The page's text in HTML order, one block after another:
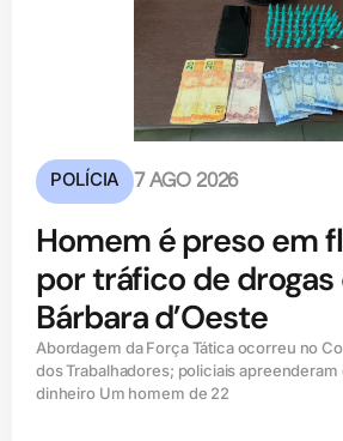
POLÍCIA 7 AGO 2026
Homem é preso em
por tráfico de drogas
Bárbara d’Oeste
Abordagem da Força Tática ocorreu no
dos Trabalhadores; policiais
dinheiro Um homem de 22